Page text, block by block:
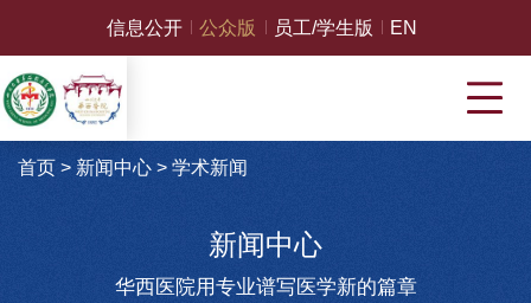
信息公开 公众版 员工/学生版 EN
首页 > 新闻中心> 学术新闻
新闻中心
华西医院用专业谱写医学新的篇章